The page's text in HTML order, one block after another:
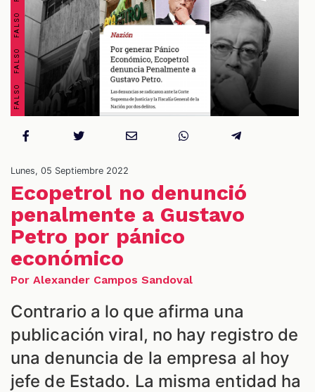
Lunes, 05 Septiembre 2022
Ecopetrol no denunció
penalmente a Gustavo
Petro por pánico
económico
Por Alexander Campos Sandoval
Contrario a lo que afirma una
publicación viral, no hay registro de
una denuncia de la empresa al hoy
jefe de Estado. La misma entidad ha